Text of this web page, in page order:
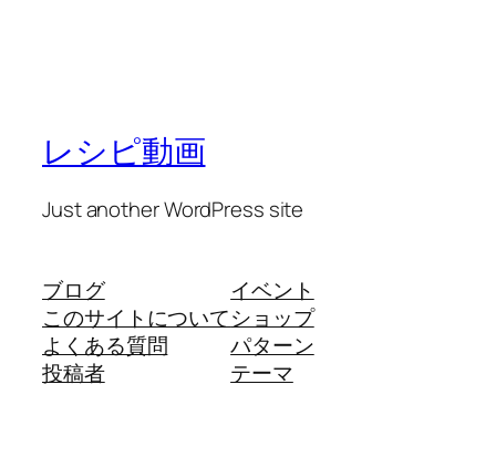
レシピ動画
Just another WordPress site
ブログ
このサイトについて
よくある質問
投稿者
イベント
ショップ
パターン
テーマ